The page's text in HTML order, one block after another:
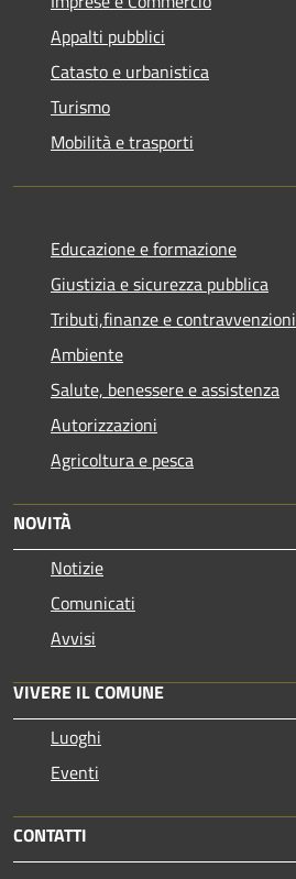
Appalti pubblici
Catasto e urbanistica
Turismo
Mobilità e trasporti
Educazione e formazione
Giustizia e sicurezza pubblica
Tributi,finanze e contravvenzioni
Ambiente
Salute, benessere e assistenza
Autorizzazioni
Agricoltura e pesca
NOVITÀ
Notizie
Comunicati
Avvisi
VIVERE IL COMUNE
Luoghi
Eventi
CONTATTI